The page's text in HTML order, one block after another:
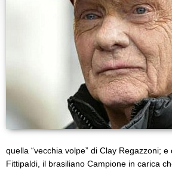
quella “vecchia volpe” di Clay Regazzoni;
Fittipaldi, il brasiliano Campione in carica